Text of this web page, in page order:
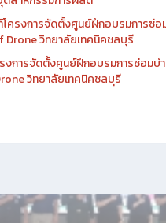
บัติการเรียนรู้และควบคุมหุ่นยนต์
ตสาหกรรมการผลิต
ฏิบัติการเรียนรู้และควบคุมหุ่นยนต์
ตสาหกรรมการผลิต
ครงการจัดตั้งศูนย์ฝึกอบรมการซ่อม
วิทยาลัยเทคนิคชลบุรี